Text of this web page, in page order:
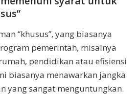
“khusus”, yang biasanya
pemerintah, misalnya
pendidikan atau efisiensi
biasanya menawarkan jangka
yang sangat menguntungkan.